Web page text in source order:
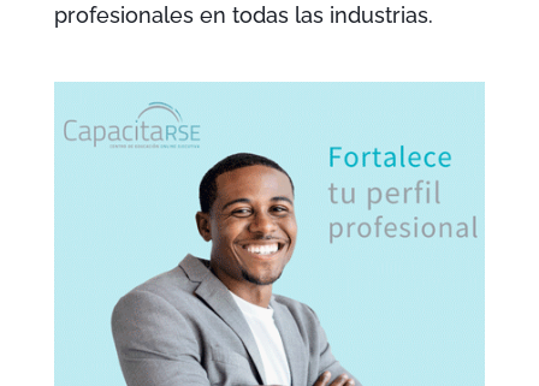
profesionales en todas las industrias.